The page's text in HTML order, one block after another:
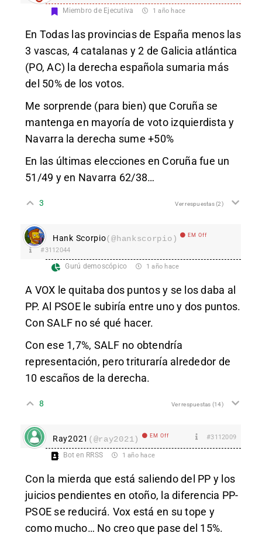
Miembro de Ejecutiva 1 año hace
En Todas las provincias de España menos las
3 vascas, 4 catalanas y 2 de Galicia atlántica
(PO, AC) la derecha española sumaria más
del 50% de los votos.
Me sorprende (para bien) que Coruña se
mantenga en mayoría de voto izquierdista y
Navarra la derecha sume +50%
En las últimas elecciones en Coruña fue un
51/49 y en Navarra 62/38…
3 Ver respuestas(2)
Hank Scorpio(@hankscorpio) EM Off
#3112044
Gurú demoscópico 1 año hace
A VOX le quitaba dos puntos y se los daba al
PP. Al PSOE le subiría entre uno y dos puntos.
Con SALF no sé qué hacer.
Con ese 1,7%, SALF no obtendría
representación, pero trituraría alrededor de
10 escaños de la derecha.
8 Ver respuestas (14)
Ray2021 (@ray2021) EM Off #3112009
Bot en RRSS 1 año hace
Con la mierda que está saliendo del PP y los
juicios pendientes en otoño, la diferencia PP-
PSOE se reducirá. Vox está en su tope y
como mucho… No creo que pase del 15%.